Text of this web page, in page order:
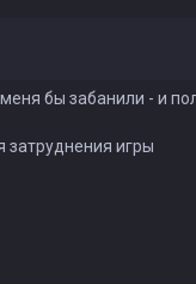
бы забанили - и
затруднения игры